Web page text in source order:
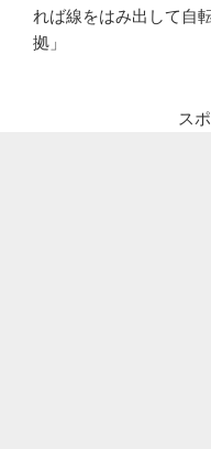
れば線をはみ出して自
拠」
ス